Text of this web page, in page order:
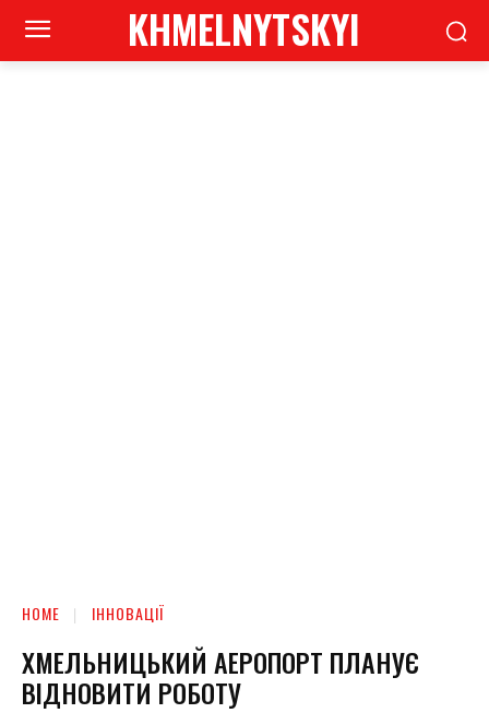
KHMELNYTSKYI
HOME ІННОВАЦІЇ
ХМЕЛЬНИЦЬКИЙ АЕРОПОРТ ПЛАНУЄ
ВІДНОВИТИ РОБОТУ